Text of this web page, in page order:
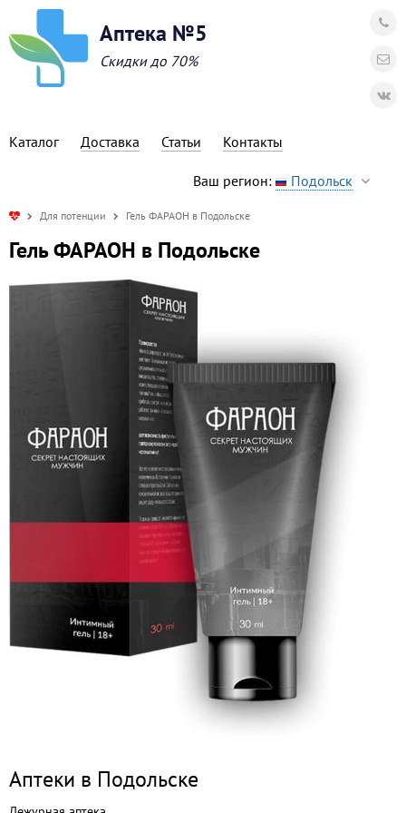
Аптека №5
Скидки до 70%
Каталог Доставка Статьи Контакты
Ваш регион: Подольск
Для потенции Гель ФАРАОН в Подольске
Гель ФАРАОН в Подольске
Аптеки в Подольске